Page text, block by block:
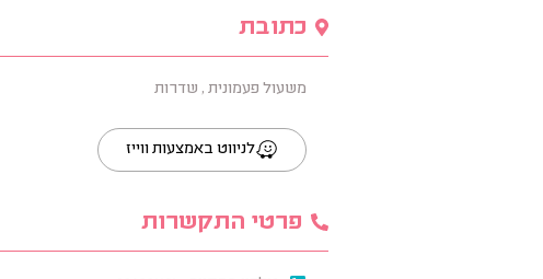
כתובת
משעול פעמונית , שדרות
לניווט באמצעות ווייז
פרטי התקשרות